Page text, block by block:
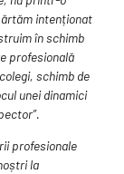
intenționat
în schimb
profesională
schimb de
unei dinamici
profesionale
la